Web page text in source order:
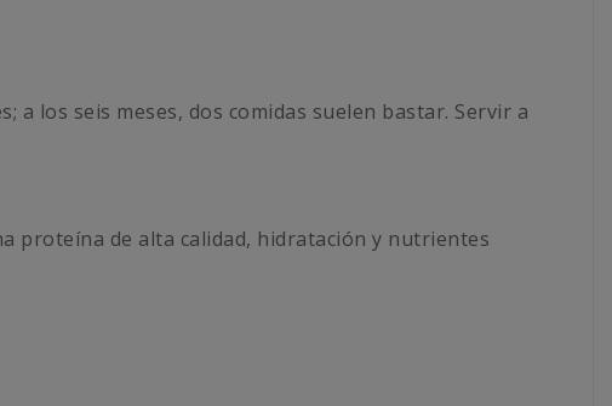
a los seis meses, dos comidas suelen bastar. Servir a
proteína de alta calidad, hidratación y nutrientes